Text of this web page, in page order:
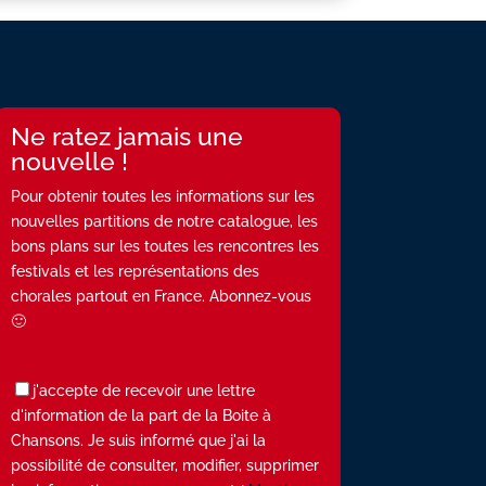
Ne ratez jamais une
nouvelle !
Pour obtenir toutes les informations sur les
nouvelles partitions de notre catalogue, les
bons plans sur les toutes les rencontres les
festivals et les représentations des
chorales partout en France. Abonnez-vous
🙂
j'accepte de recevoir une lettre
d'information de la part de la Boite à
Chansons. Je suis informé que j'ai la
possibilité de consulter, modifier, supprimer